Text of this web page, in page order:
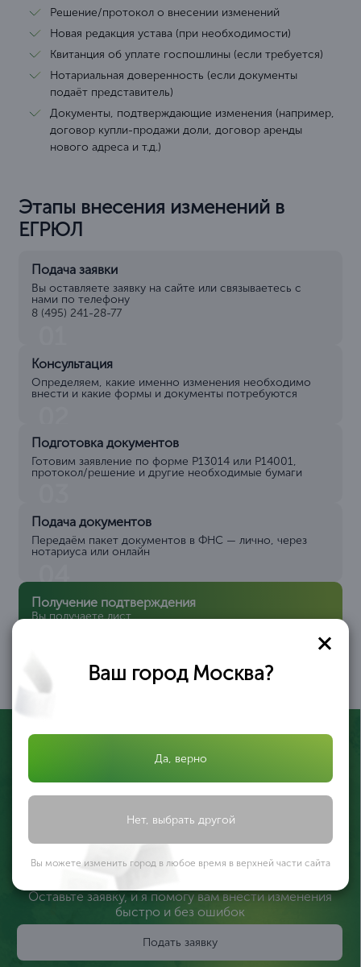
Решение/протокол о внесении изменений
Новая редакция устава (при необходимости)
Квитанция об уплате госпошлины (если требуется)
Нотариальная доверенность (если документы
подаёт представитель)
Документы, подтверждающие изменения (например,
договор купли-продажи доли, договор аренды
нового адреса и т.д.)
Этапы внесения изменений в
ЕГРЮЛ
Подача заявки
Вы оставляете заявку на сайте или связываетесь с
нами по телефону
8 (495) 241-28-77
Консультация
Определяем, какие именно изменения необходимо
внести и какие формы и документы потребуются
Подготовка документов
Готовим заявление по форме Р13014 или Р14001,
протокол/решение и другие необходимые бумаги
Подача документов
Передаём пакет документов в ФНС — лично, через
нотариуса или онлайн
04
Получение подтверждения
Вы получаете лист
05
Валерия Иликеева
Эксперт по регистрации бизнеса
Оставьте заявку, и я помогу вам внести изменения
быстро и без ошибок
Подать заявку
Ваш город Москва?
Да, верно
Нет, выбрать другой
Вы можете изменить город в любое время в верхней части сайта